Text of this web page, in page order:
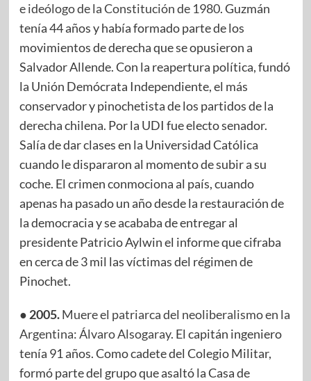
e ideólogo de la Constitución de 1980. Guzmán
tenía 44 años y había formado parte de los
movimientos de derecha que se opusieron a
Salvador Allende. Con la reapertura política, fundó
la Unión Demócrata Independiente, el más
conservador y pinochetista de los partidos de la
derecha chilena. Por la UDI fue electo senador.
Salía de dar clases en la Universidad Católica
cuando le dispararon al momento de subir a su
coche. El crimen conmociona al país, cuando
apenas ha pasado un año desde la restauración de
la democracia y se acababa de entregar al
presidente Patricio Aylwin el informe que cifraba
en cerca de 3 mil las víctimas del régimen de
Pinochet.
● 2005. Muere el patriarca del neoliberalismo en la
Argentina: Álvaro Alsogaray. El capitán ingeniero
tenía 91 años. Como cadete del Colegio Militar,
formó parte del grupo que asaltó la Casa de